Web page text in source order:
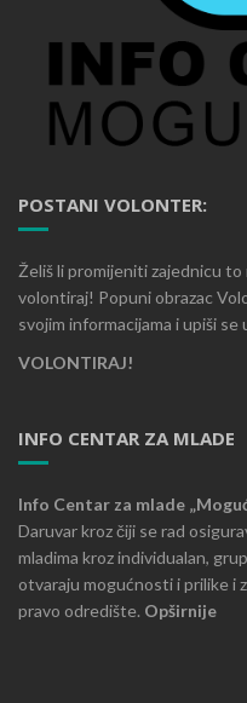
POSTANI VOLONTER:
Želiš li promijeniti zajednicu
volontiraj! Popuni obrazac
svojim informacijama i upiši se
VOLONTIRAJ!
INFO CENTAR ZA MLADE
Info Centar za mlade
Daruvar kroz čiji se rad
mladima kroz individualan,
otvaraju mogućnosti i prilike i
pravo odredište. Opširnije